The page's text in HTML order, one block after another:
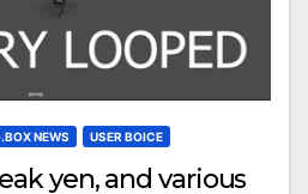
NEWS USER BOICE
yen, and various